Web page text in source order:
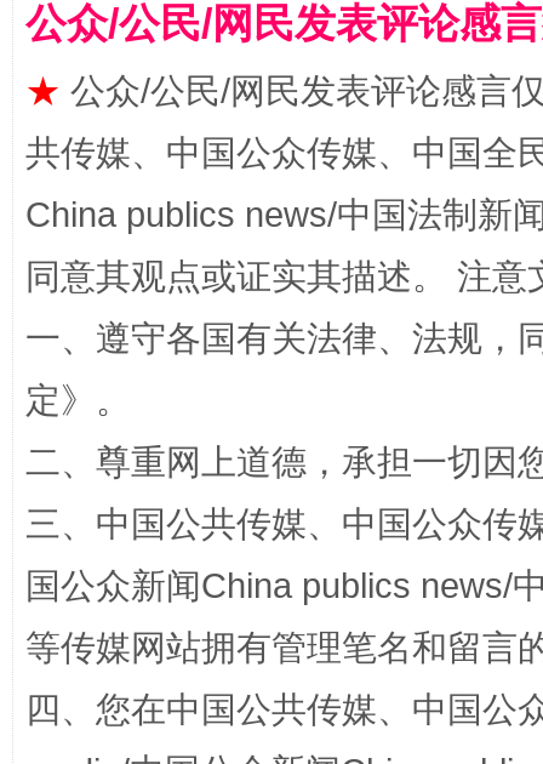
解纷+调解+退费，一次搞定
站台名比不上好声名
公众/公民/网民发表评论感
★ 公众/公民/网民发表评论感言
共传媒、中国公众传媒、中国全
China publics news/中国法制新
同意其观点或证实其描述。 注
一、遵守各国有关法律、法规，
定》。
二、尊重网上道德，承担一切因
三、中国公共传媒、中国公众传
国公众新闻China publics news/
等传媒网站拥有管理笔名和留言
四、您在中国公共传媒、中国公